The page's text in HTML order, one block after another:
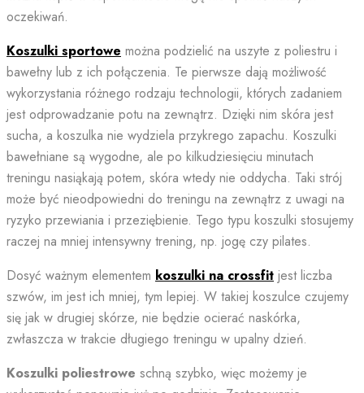
oczekiwań.
Koszulki sportowe można podzielić na uszyte z poliestru i
bawełny lub z ich połączenia. Te pierwsze dają możliwość
wykorzystania różnego rodzaju technologii, których zadaniem
jest odprowadzanie potu na zewnątrz. Dzięki nim skóra jest
sucha, a koszulka nie wydziela przykrego zapachu. Koszulki
bawełniane są wygodne, ale po kilkudziesięciu minutach
treningu nasiąkają potem, skóra wtedy nie oddycha. Taki strój
może być nieodpowiedni do treningu na zewnątrz z uwagi na
ryzyko przewiania i przeziębienie. Tego typu koszulki stosujemy
raczej na mniej intensywny trening, np. jogę czy pilates.
Dosyć ważnym elementem koszulki na crossfit jest liczba
szwów, im jest ich mniej, tym lepiej. W takiej koszulce czujemy
się jak w drugiej skórze, nie będzie ocierać naskórka,
zwłaszcza w trakcie długiego treningu w upalny dzień.
Koszulki poliestrowe schną szybko, więc możemy je